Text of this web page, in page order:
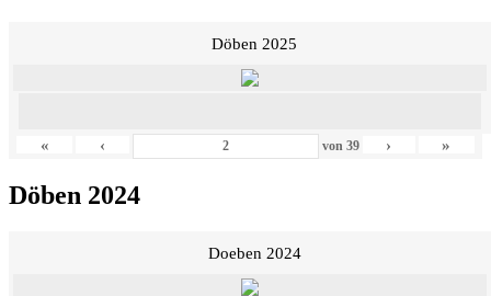
Döben 2025
« ‹ von 39 › »
Döben 2024
Doeben 2024